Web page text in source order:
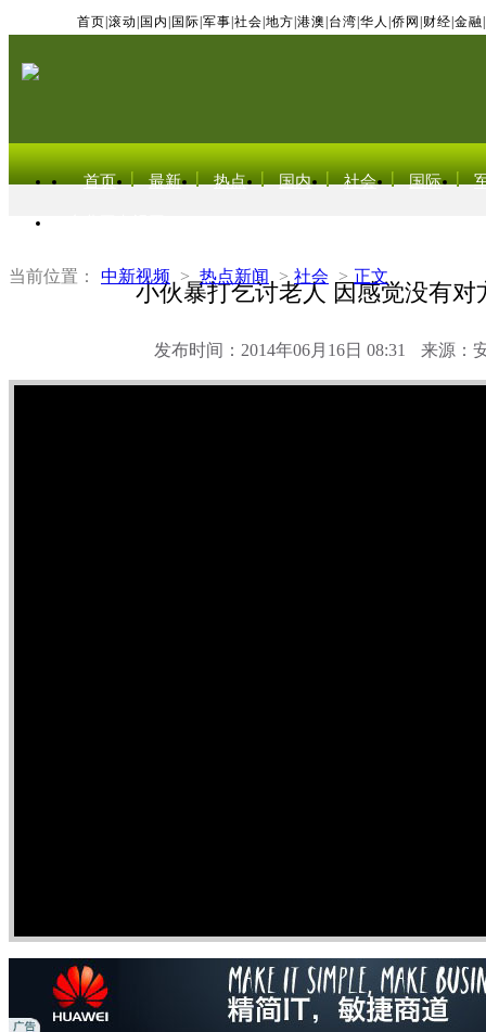
首页 滚动 国内 国际 军事 社会 地方 港澳 台湾 华人 侨网 财经 金融
首页 最新 热点 国内 社会 国际
当前位置： 中新视频 > 热点新闻 > 社会 > 正文
小伙暴打乞讨老人 因感觉没有对
发布时间：2014年06月16日 08:31 来源：